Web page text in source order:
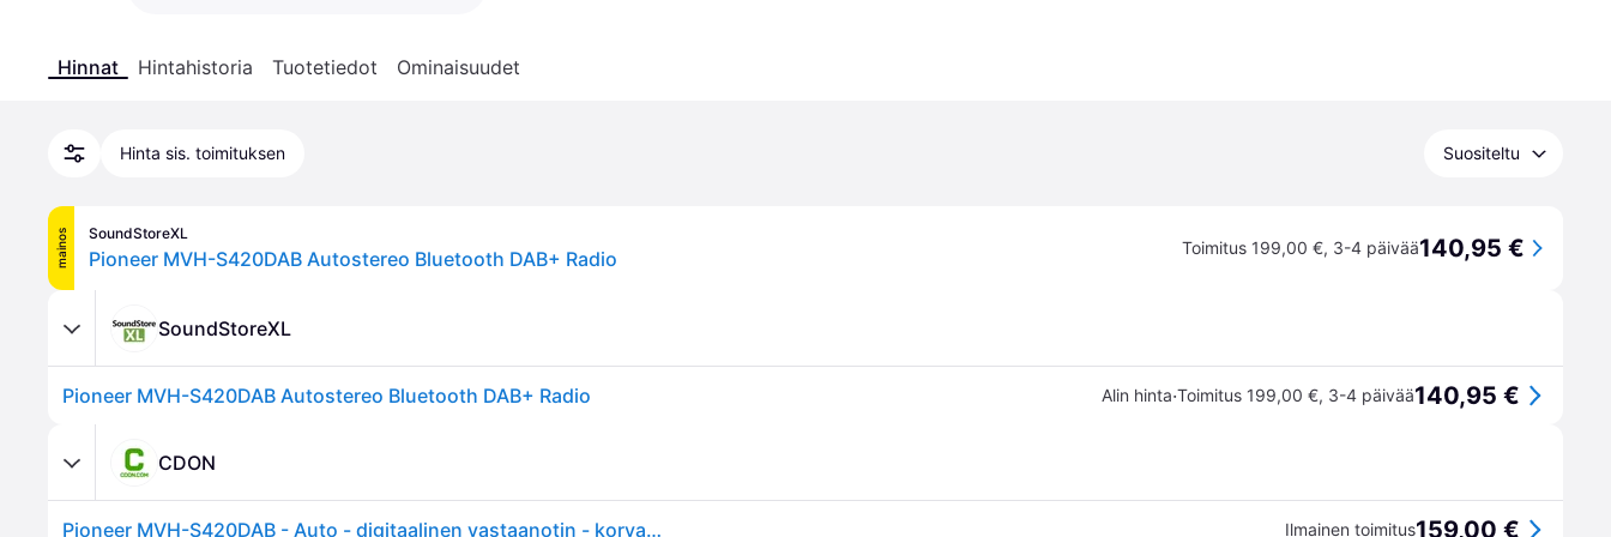
Hinnat Hintahistoria Tuotetiedot Ominaisuudet
Hinta sis. toimituksen Suositeltu
mainos SoundStoreXL
Pioneer MVH-S420DAB Autostereo Bluetooth DAB+ Radio Toimitus 199,00 €, 3-4 päivää140,95 €
SoundStoreXL
Pioneer MVH-S420DAB Autostereo Bluetooth DAB+ Radio Alin hinta·Toimitus 199,00 €, 3-4 päivää140,95 €
CDON
Pioneer MVH-S420DAB - Auto - digitaalinen vastaanotin - korvakäytävään asennettava - Single-DIN - 50 wattia x 4 kpl Ilmainen toimitus159,00 €